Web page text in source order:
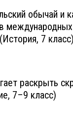
обычай и
7 класс)
раскрыть
7–9 класс)